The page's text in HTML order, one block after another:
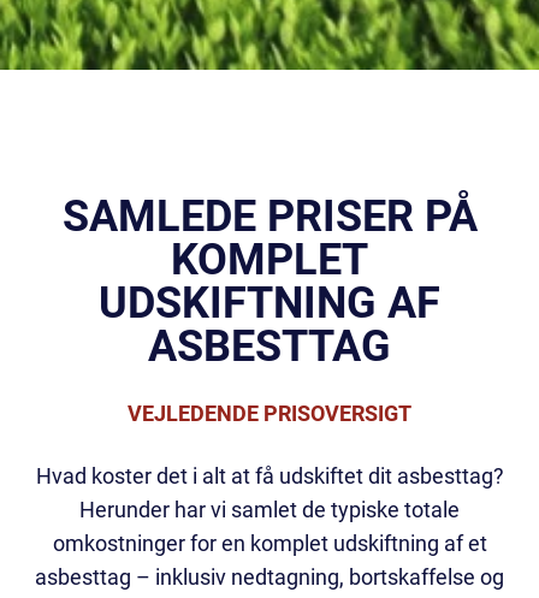
SAMLEDE PRISER PÅ
KOMPLET
UDSKIFTNING AF
ASBESTTAG
VEJLEDENDE PRISOVERSIGT
Hvad koster det i alt at få udskiftet dit asbesttag?
Herunder har vi samlet de typiske totale
omkostninger for en komplet udskiftning af et
asbesttag – inklusiv nedtagning, bortskaffelse og